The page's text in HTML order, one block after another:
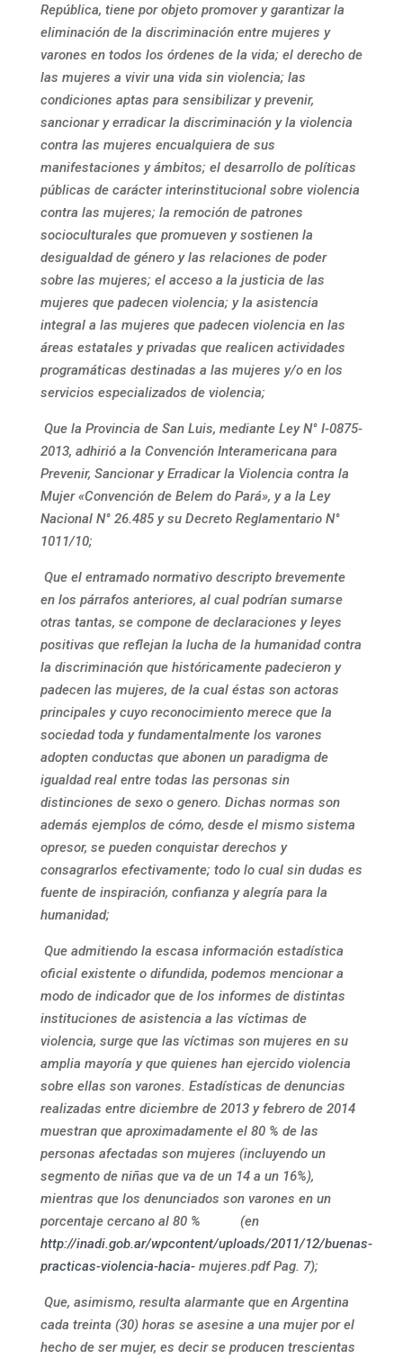
República, tiene por objeto promover y garantizar la
eliminación de la discriminación entre mujeres y
varones en todos los órdenes de la vida; el derecho de
las mujeres a vivir una vida sin violencia; las
condiciones aptas para sensibilizar y prevenir,
sancionar y erradicar la discriminación y la violencia
contra las mujeres encualquiera de sus
manifestaciones y ámbitos; el desarrollo de políticas
públicas de carácter interinstitucional sobre violencia
contra las mujeres; la remoción de patrones
socioculturales que promueven y sostienen la
desigualdad de género y las relaciones de poder
sobre las mujeres; el acceso a la justicia de las
mujeres que padecen violencia; y la asistencia
integral a las mujeres que padecen violencia en las
áreas estatales y privadas que realicen actividades
programáticas destinadas a las mujeres y/o en los
servicios especializados de violencia;
Que la Provincia de San Luis, mediante Ley N° I-0875-
2013, adhirió a la Convención Interamericana para
Prevenir, Sancionar y Erradicar la Violencia contra la
Mujer «Convención de Belem do Pará», y a la Ley
Nacional N° 26.485 y su Decreto Reglamentario N°
1011/10;
Que el entramado normativo descripto brevemente
en los párrafos anteriores, al cual podrían sumarse
otras tantas, se compone de declaraciones y leyes
positivas que reflejan la lucha de la humanidad contra
la discriminación que históricamente padecieron y
padecen las mujeres, de la cual éstas son actoras
principales y cuyo reconocimiento merece que la
sociedad toda y fundamentalmente los varones
adopten conductas que abonen un paradigma de
igualdad real entre todas las personas sin
distinciones de sexo o genero. Dichas normas son
además ejemplos de cómo, desde el mismo sistema
opresor, se pueden conquistar derechos y
consagrarlos efectivamente; todo lo cual sin dudas es
fuente de inspiración, confianza y alegría para la
humanidad;
Que admitiendo la escasa información estadística
oficial existente o difundida, podemos mencionar a
modo de indicador que de los informes de distintas
instituciones de asistencia a las víctimas de
violencia, surge que las víctimas son mujeres en su
amplia mayoría y que quienes han ejercido violencia
sobre ellas son varones. Estadísticas de denuncias
realizadas entre diciembre de 2013 y febrero de 2014
muestran que aproximadamente el 80 % de las
personas afectadas son mujeres (incluyendo un
segmento de niñas que va de un 14 a un 16%),
mientras que los denunciados son varones en un
porcentaje cercano al 80 % (en
http://inadi.gob.ar/wpcontent/uploads/2011/12/buenas-
practicas-violencia-hacia-mujeres.pdf Pag. 7);
Que, asimismo, resulta alarmante que en Argentina
cada treinta (30) horas se asesine a una mujer por el
hecho de ser mujer, es decir se producen trescientas